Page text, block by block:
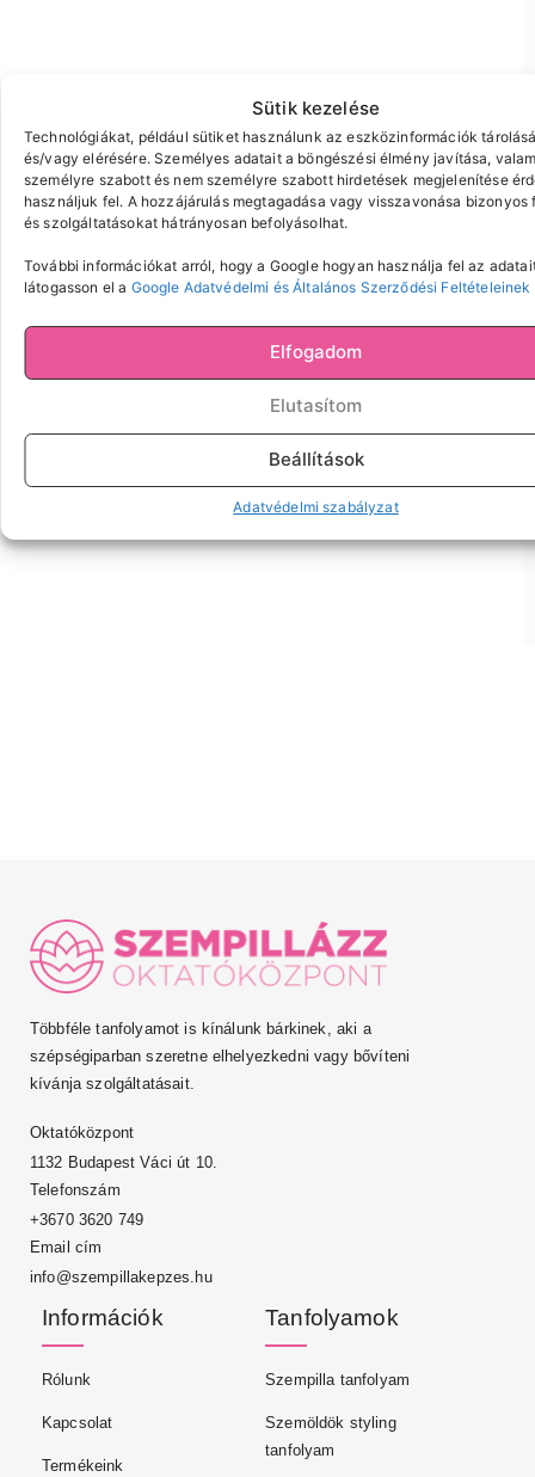
Sütik kezelése
Technológiákat, például sütiket használunk az eszközinformációk
és/vagy elérésére. Személyes adatait a böngészési élmény javítása,
személyre szabott és nem személyre szabott hirdetések megjelenítése
használjuk fel. A hozzájárulás megtagadása vagy visszavonása bizonyos
és szolgáltatásokat hátrányosan befolyásolhat.
További információkat arról, hogy a Google hogyan használja fel az
látogasson el a Google Adatvédelmi és Általános Szerződési Feltételeinek
Elfogadom
Elutasítom
Beállítások
Adatvédelmi szabályzat
Többféle tanfolyamot is kínálunk bárkinek, aki a
szépségiparban szeretne elhelyezkedni vagy bővíteni
kívánja szolgáltatásait.
Oktatóközpont
1132 Budapest Váci út 10.
Telefonszám
+3670 3620 749
Email cím
info@szempillakepzes.hu
Információk
Rólunk
Kapcsolat
Termékeink
Tanfolyamok
Szempilla tanfolyam
Szemöldök styling
tanfolyam